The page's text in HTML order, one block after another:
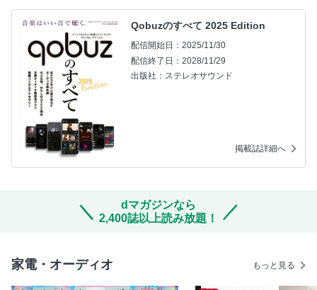
Qobuzのすべて 2025 Edition
配信開始日：2025/11/30
配信終了日：2028/11/29
出版社：ステレオサウンド
掲載誌詳細へ
dマガジンなら
2,400誌以上読み放題！
家電・オーディオ もっと見る